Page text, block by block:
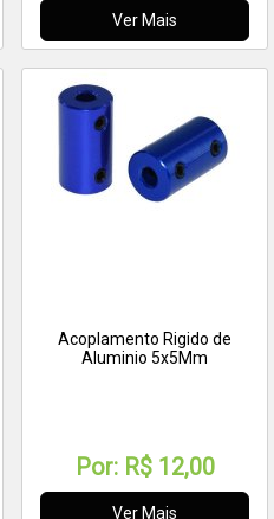
Ver Mais
Acoplamento Rigido de
Aluminio 5x5Mm
Por: R$ 12,00
Ver Mais